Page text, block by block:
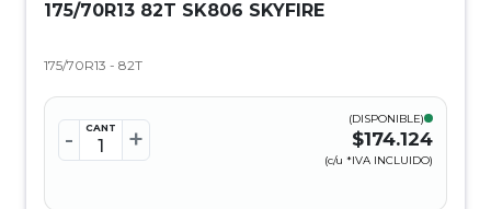
175/70R13 82T SK806 SKYFIRE
175/70R13 - 82T
- CANT +
(DISPONIBLE)
$174.124
(c/u *IVA INCLUIDO)